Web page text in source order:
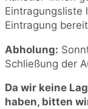
Eintragungsliste
Eintragung
Abholung:
Schließung der
Da wir keine
haben, bitten